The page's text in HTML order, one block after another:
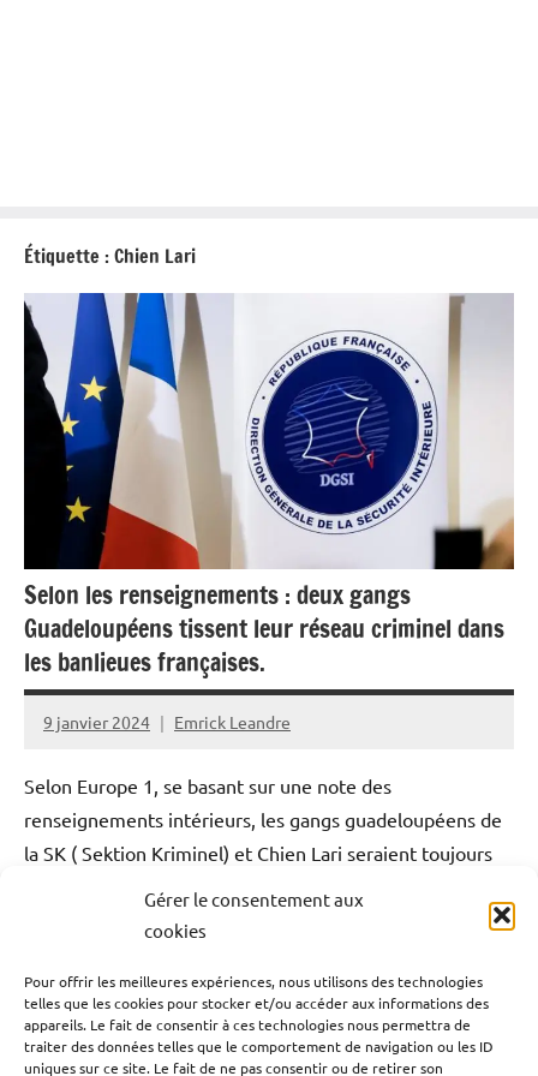
Gérer le consentement aux
cookies
Pour offrir les meilleures expériences, nous utilisons des technologies
telles que les cookies pour stocker et/ou accéder aux informations des
appareils. Le fait de consentir à ces technologies nous permettra de
traiter des données telles que le comportement de navigation ou les ID
uniques sur ce site. Le fait de ne pas consentir ou de retirer son
Étiquette :Chien Lari
Selon les renseignements : deux gangs
Guadeloupéens tissent leur réseau criminel dans
les banlieues françaises.
9 janvier 2024 Emrick Leandre
Selon Europe 1, se basant sur une note des
renseignements intérieurs, les gangs guadeloupéens de
la SK ( Sektion Kriminel) et Chien Lari seraient toujours
actifs en France Hexagonale. Les criminels
Guadeloupéens profiteraient de leur incarcération là-bas
banlieues françaises. Ils seraient des milliers à
développer ainsi un réseau de revendeurs, avec des
criminels qui officient dans plusieurs grandes villes de